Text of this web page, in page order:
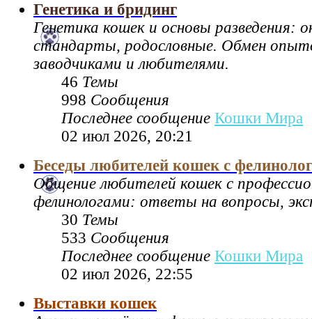
Генетика и бридинг
Генетика кошек и основы разведения:
стандарты, родословные. Обмен
заводчиками и любителями.
46 Темы
998 Сообщения
Последнее сообщение Кошки Мира
02 июл 2026, 20:21
Беседы любителей кошек с
Общение любителей кошек с
фелинологами: ответы на вопросы,
30 Темы
533 Сообщения
Последнее сообщение Кошки Мира
02 июл 2026, 22:55
Выставки кошек